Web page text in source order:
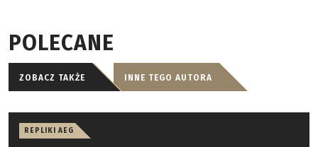
POLECANE
ZOBACZ TAKŻE INNE TEGO AUTORA
REPLIKI AEG